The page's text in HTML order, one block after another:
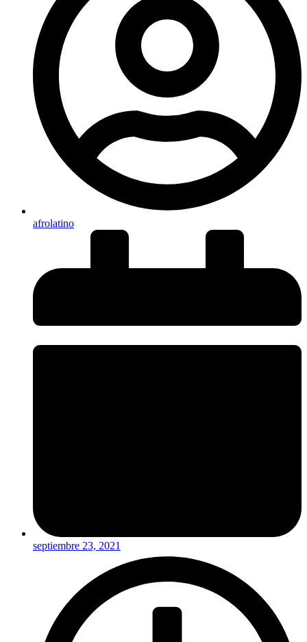
afrolatino
septiembre 23, 2021